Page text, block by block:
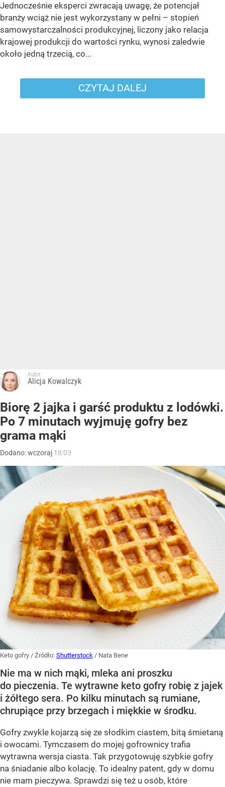
Jednocześnie eksperci zwracają uwagę, że potencjał
branży wciąż nie jest wykorzystany w pełni – stopień
samowystarczalności produkcyjnej, liczony jako relacja
krajowej produkcji do wartości rynku, wynosi zaledwie
około jedną trzecią, co...
CZYTAJ DALEJ
Autor:
Alicja Kowalczyk
Biorę 2 jajka i garść produktu z lodówki.
Po 7 minutach wyjmuję gofry bez
grama mąki
Dodano:wczoraj 18:03
Keto gofry / Źródło: Shutterstock / Nata Bene
Nie ma w nich mąki, mleka ani proszku
do pieczenia. Te wytrawne keto gofry robię z jajek
i żółtego sera. Po kilku minutach są rumiane,
chrupiące przy brzegach i miękkie w środku.
Gofry zwykle kojarzą się ze słodkim ciastem, bitą śmietaną
i owocami. Tymczasem do mojej gofrownicy trafia
wytrawna wersja ciasta. Tak przygotowuję szybkie gofry
na śniadanie albo kolację. To idealny patent, gdy w domu
nie mam pieczywa. Sprawdzi się też u osób, które